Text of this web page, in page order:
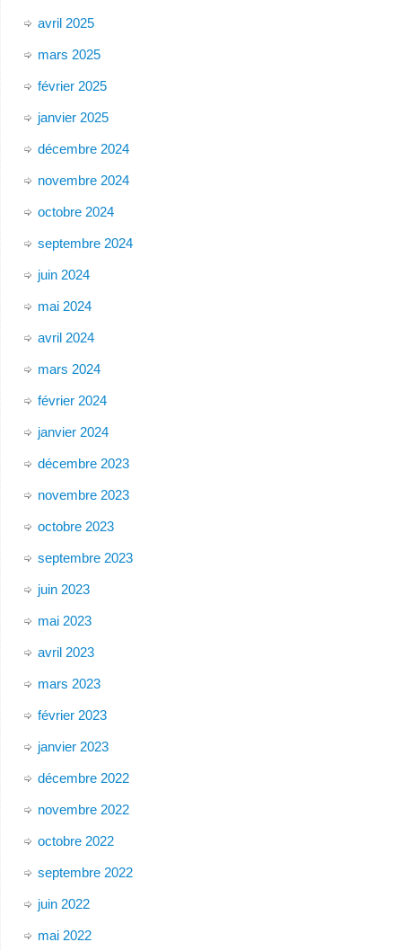
avril 2025
mars 2025
février 2025
janvier 2025
décembre 2024
novembre 2024
octobre 2024
septembre 2024
juin 2024
mai 2024
avril 2024
mars 2024
février 2024
janvier 2024
décembre 2023
novembre 2023
octobre 2023
septembre 2023
juin 2023
mai 2023
avril 2023
mars 2023
février 2023
janvier 2023
décembre 2022
novembre 2022
octobre 2022
septembre 2022
juin 2022
mai 2022